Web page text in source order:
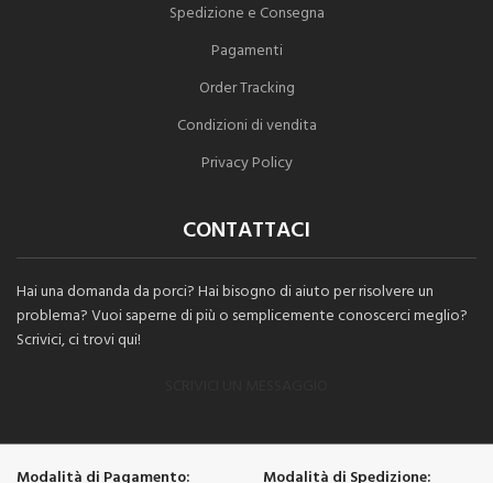
Spedizione e Consegna
Pagamenti
Order Tracking
Condizioni di vendita
Privacy Policy
CONTATTACI
Hai una domanda da porci? Hai bisogno di aiuto per risolvere un
problema? Vuoi saperne di più o semplicemente conoscerci meglio?
Scrivici, ci trovi qui!